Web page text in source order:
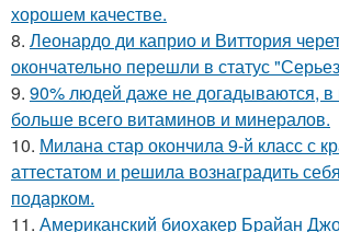
хорошем качестве.
8. Леонардо ди каприо и Виттория
окончательно перешли в статус
9. 90% людей даже не догадываются, в
больше всего витаминов и минералов.
10. Милана стар окончила 9-й класс с
аттестатом и решила вознаградить
подарком.
11. Американский биохакер Брайан